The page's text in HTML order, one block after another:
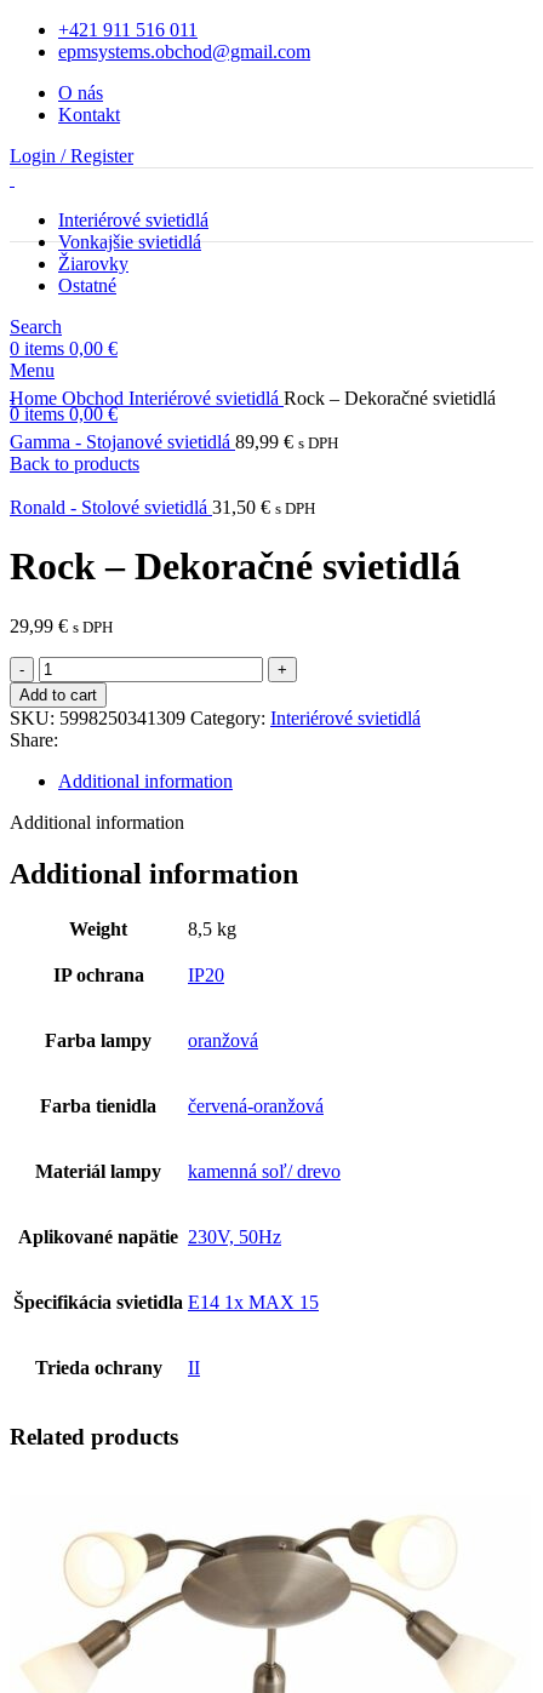
+421 911 516 011
epmsystems.obchod@gmail.com
O nás
Kontakt
Login / Register
Interiérové svietidlá
Vonkajšie svietidlá
Žiarovky
Ostatné
Search
0 items 0,00 €
Menu
0items 0,00€
Home Obchod Interiérové svietidlá Rock – Dekoračné svietidlá
Gamma - Stojanové svietidlá 89,99 € s DPH
Back to products
Ronald - Stolové svietidlá 31,50 € s DPH
Rock – Dekoračné svietidlá
29,99 € s DPH
Rock
-
Dekoračné
svietidlá
quantity
Add to cart
SKU: 5998250341309 Category: Interiérové svietidlá
Share:
Additional information
Additional information
Additional information
Weight 8,5 kg
IP ochrana IP20
Farba lampy oranžová
Farba tienidla červená-oranžová
Materiál lampy kamenná soľ/ drevo
Aplikované napätie 230V, 50Hz
Špecifikácia svietidla E14 1x MAX 15
Trieda ochrany II
Related products